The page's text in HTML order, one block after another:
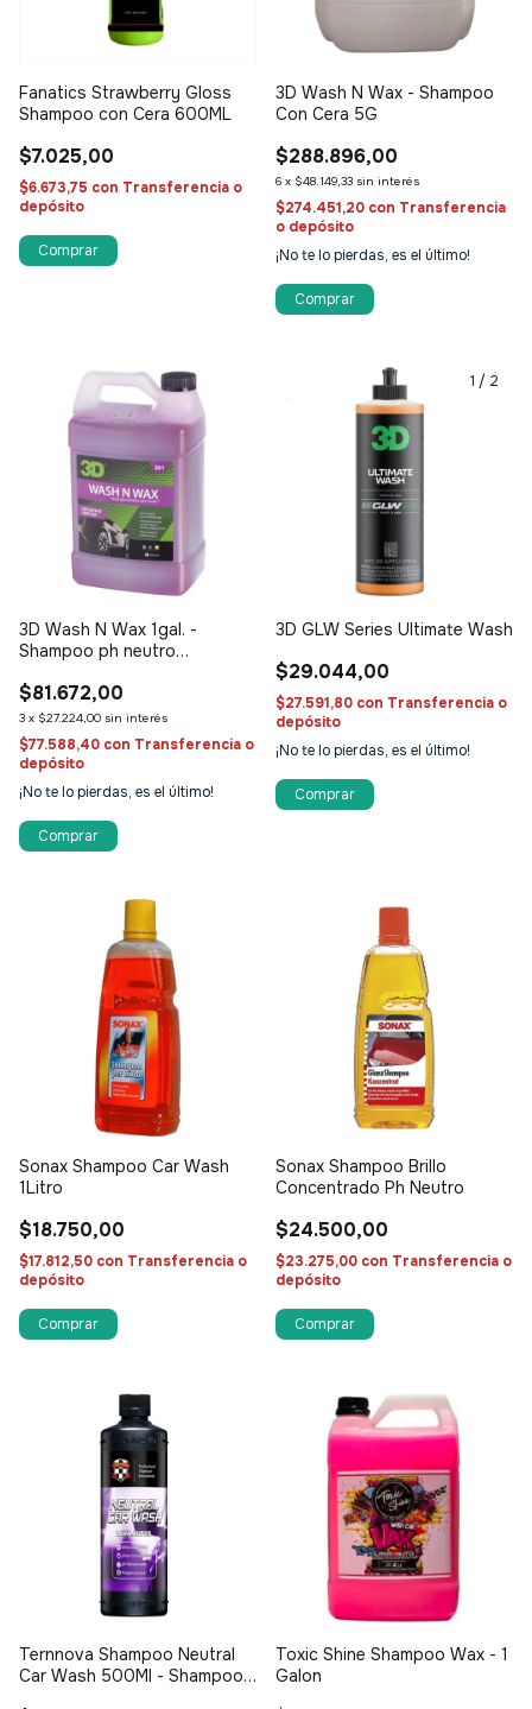
Fanatics Strawberry Gloss
Shampoo con Cera 600ML
$7.025,00
$6.673,75 con Transferencia o
depósito
3D Wash N Wax - Shampoo
Con Cera 5G
$288.896,00
6 x $48.149,33 sin interés
$274.451,20 con Transferencia
o depósito
¡No te lo pierdas, es el último!
3D Wash N Wax 1gal. -
Shampoo ph neutro
$81.672,00
3 x $27.224,00 sin interés
$77.588,40 con Transferencia o
depósito
¡No te lo pierdas, es el último!
1 / 2
3D GLW Series Ultimate Wash
$29.044,00
$27.591,80 con Transferencia o
depósito
¡No te lo pierdas, es el último!
Sonax Shampoo Car Wash
1Litro
$18.750,00
$17.812,50 con Transferencia o
depósito
Sonax Shampoo Brillo
Concentrado Ph Neutro
$24.500,00
$23.275,00 con Transferencia o
depósito
Ternnova Shampoo Neutral
Car Wash 500Ml - Shampoo
Toxic Shine Shampoo Wax - 1
Galon